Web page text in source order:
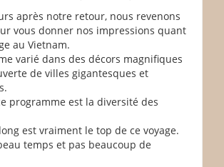
après notre retour, nous revenons
vous donner nos impressions quant
au Vietnam.
varié dans des décors magnifiques
de villes gigantesques et
programme est la diversité des
est vraiment le top de ce voyage.
temps et pas beaucoup de